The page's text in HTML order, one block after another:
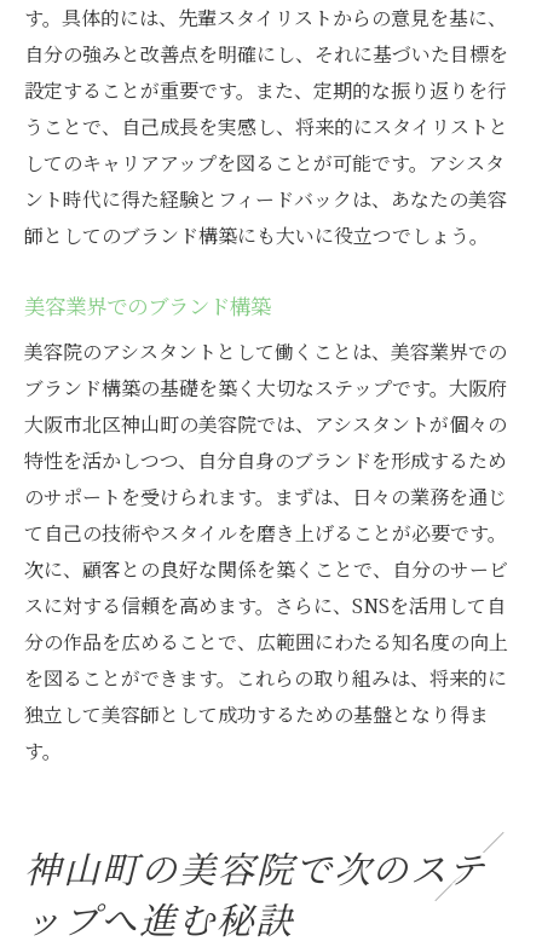
す。具体的には、先輩スタイリストからの意見を基に、
自分の強みと改善点を明確にし、それに基づいた目標を
設定することが重要です。また、定期的な振り返りを行
うことで、自己成長を実感し、将来的にスタイリストと
してのキャリアアップを図ることが可能です。アシスタ
ント時代に得た経験とフィードバックは、あなたの美容
師としてのブランド構築にも大いに役立つでしょう。
美容業界でのブランド構築
美容院のアシスタントとして働くことは、美容業界での
ブランド構築の基礎を築く大切なステップです。大阪府
大阪市北区神山町の美容院では、アシスタントが個々の
特性を活かしつつ、自分自身のブランドを形成するため
のサポートを受けられます。まずは、日々の業務を通じ
て自己の技術やスタイルを磨き上げることが必要です。
次に、顧客との良好な関係を築くことで、自分のサービ
スに対する信頼を高めます。さらに、SNSを活用して自
分の作品を広めることで、広範囲にわたる知名度の向上
を図ることができます。これらの取り組みは、将来的に
独立して美容師として成功するための基盤となり得ま
す。
神山町の美容院で次のステ
ップへ進む秘訣